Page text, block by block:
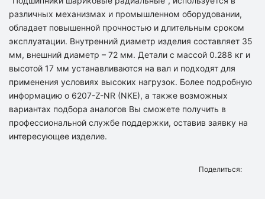
различных механизмах и промышленном оборудовании,
обладает повышенной прочностью и длительным сроком
эксплуатации. Внутренний диаметр изделия составляет 35
мм, внешний диаметр – 72 мм. Детали с массой 0.288 кг и
высотой 17 мм устанавливаются на вал и подходят для
применения условиях высоких нагрузок. Более подробную
информацию о 6207-Z-NR (NKE), а также возможных
вариантах подбора аналогов Вы сможете получить в
профессиональной службе поддержки, оставив заявку на
интересующее изделие.
Поделиться: